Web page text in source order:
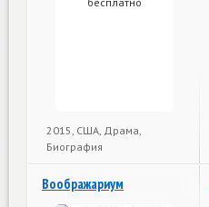
2015, США, Драма,
Биография
Воображариум